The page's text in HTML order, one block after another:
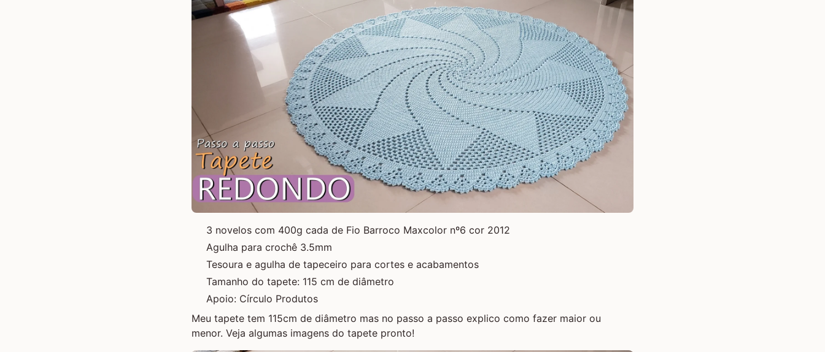
3 novelos com 400g cada de Fio Barroco Maxcolor nº6 cor 2012
Agulha para crochê 3.5mm
Tesoura e agulha de tapeceiro para cortes e acabamentos
Tamanho do tapete: 115 cm de diâmetro
Apoio: Círculo Produtos
Meu tapete tem 115cm de diâmetro mas no passo a passo explico como fazer maior ou
menor. Veja algumas imagens do tapete pronto!